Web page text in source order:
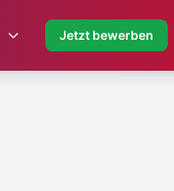
Jetzt bewerben